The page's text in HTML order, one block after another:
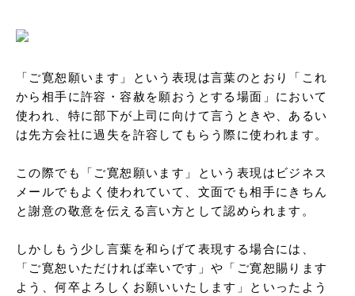
「ご寛恕願います」という表現は言葉のとおり「これ
から相手に許容・容赦を願おうとする場面」において
使われ、特に部下が上司に向けて言うときや、あるい
は先方会社に過失を許容してもらう際に使われます。
この際でも「ご寛恕願います」という表現はビジネス
メールでもよく使われていて、文面でも相手にきちん
と謝意の敬意を伝える言い方として認められます。
しかしもう少し言葉を和らげて表現する場合には、
「ご寛恕いただければ幸いです」や「ご寛恕賜ります
よう、何卒よろしくお願いいたします」といったよう